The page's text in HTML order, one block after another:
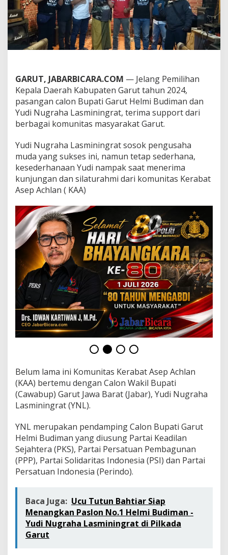
a
n
r
i
s
a
n
,
S
a
p
M
e
n
a
g
k
a
n
,
P
a
l
n
H
e
l
m
u
d
i
m
a
&
Y
u
d
i
N
a
h
a
GARUT, JABARBICARA.COM — Jelang Pemilihan
Kepala Daerah Kabupaten Garut tahun 2024,
pasangan calon Bupati Garut Helmi Budiman dan
Yudi Nugraha Lasminingrat, terima support dari
berbagai komunitas masyarakat Garut.
Yudi Nugraha Lasminingrat sosok pengusaha
muda yang sukses ini, namun tetap sederhana,
kesederhanaan Yudi nampak saat menerima
kunjungan dan silaturahmi dari komunitas Kerabat
Asep Achlan ( KAA)
Belum lama ini Komunitas Kerabat Asep Achlan
(KAA) bertemu dengan Calon Wakil Bupati
(Cawabup) Garut Jawa Barat (Jabar), Yudi Nugraha
Lasminingrat (YNL).
YNL merupakan pendamping Calon Bupati Garut
Helmi Budiman yang diusung Partai Keadilan
Sejahtera (PKS), Partai Persatuan Pembagunan
(PPP), Partai Solidaritas Indonesia (PSI) dan Partai
Persatuan Indonesia (Perindo).
Baca Juga: Ucu Tutun Bahtiar Siap
Menangkan Paslon No.1 Helmi Budiman -
Yudi Nugraha Lasminingrat di Pilkada
Garut